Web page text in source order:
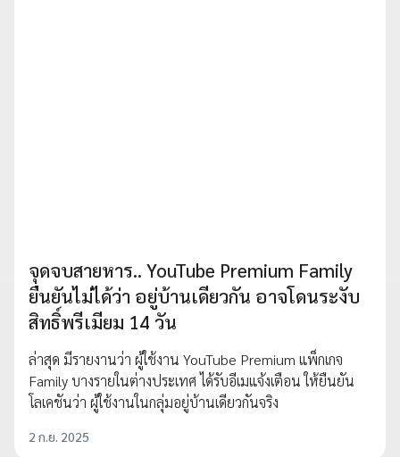
จุดจบสายหาร.. YouTube Premium Family
ยืนยันไม่ได้ว่า อยู่บ้านเดียวกัน อาจโดนระงับ
สิทธิ์พรีเมียม 14 วัน
ล่าสุด มีรายงานว่า ผู้ใช้งาน YouTube Premium แพ็กเกจ
Family บางรายในต่างประเทศ ได้รับอีเมแจ้งเตือน ให้ยืนยัน
โลเคชันว่า ผู้ใช้งานในกลุ่มอยู่บ้านเดียวกันจริง
2 ก.ย. 2025